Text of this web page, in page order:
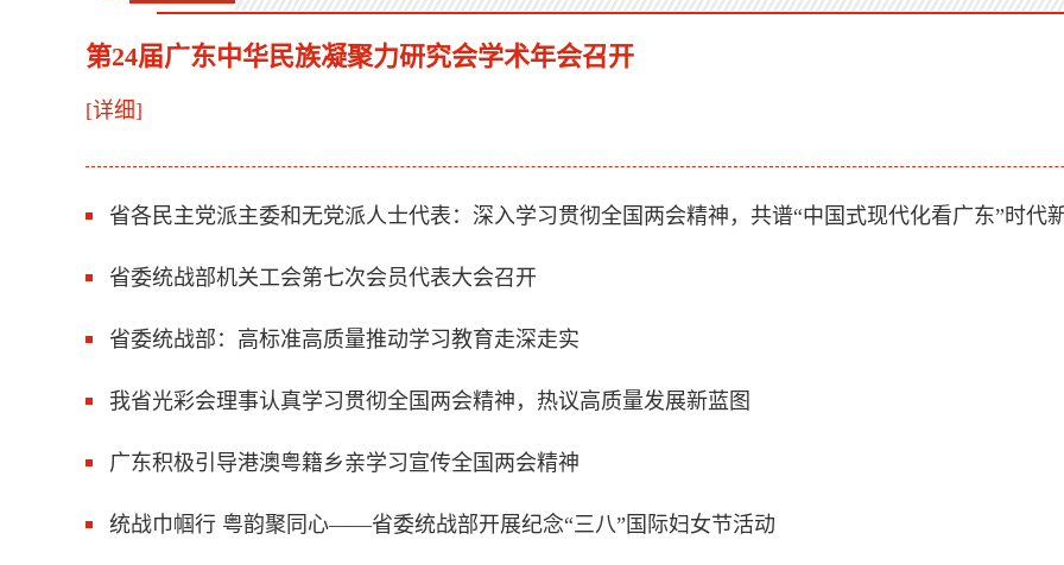
第24届广东中华民族凝聚力研究会学术年会召开
[详细]
省各民主党派主委和无党派人士代表：深入学习贯彻全国两会精神，共谱“中国式现代化看广东”时代
省委统战部机关工会第七次会员代表大会召开
省委统战部：高标准高质量推动学习教育走深走实
我省光彩会理事认真学习贯彻全国两会精神，热议高质量发展新蓝图
广东积极引导港澳粤籍乡亲学习宣传全国两会精神
统战巾帼行 粤韵聚同心——省委统战部开展纪念“三八”国际妇女节活动